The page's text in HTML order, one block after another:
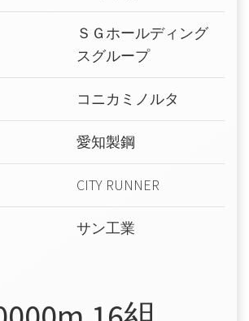
ＳＧホールディング
スグループ
コニカミノルタ
愛知製鋼
CITY RUNNER
サン工業